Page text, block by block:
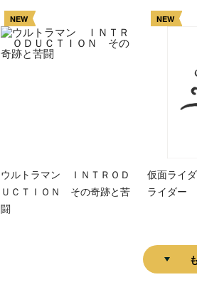
NEW
ウルトラマン ＩＮＴＲＯＤ
ＵＣＴＩＯＮ その奇跡と苦
闘
NEW
仮面ライ
ライダー